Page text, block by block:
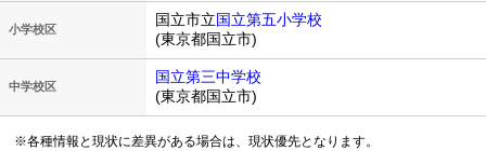
小学校区
国立市立国立第五小学校
(東京都国立市)
中学校区
国立第三中学校
(東京都国立市)
※各種情報と現状に差異がある場合は、現状優先となります。